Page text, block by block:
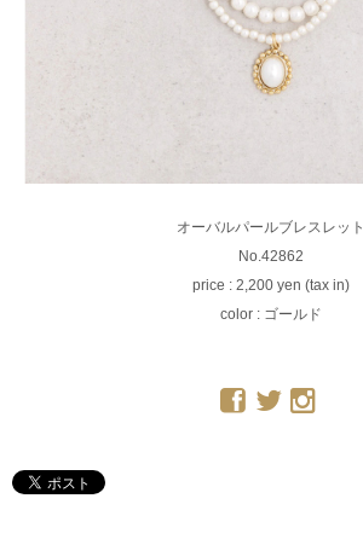
オーバルパールブレスレット
No.42862
price : 2,200 yen (tax in)
color : ゴールド